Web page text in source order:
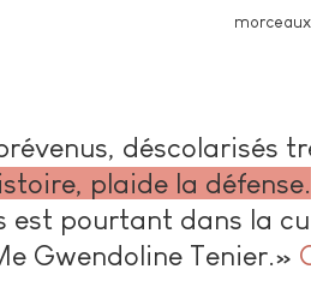
déscolarisés
plaide la défense.
est pourtant dans la
Gwendoline Tenier.»